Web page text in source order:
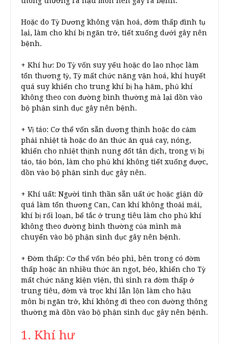
Hoặc do Tỳ Dương không vận hoá, đờm thấp đình tụ
lại, làm cho khí bị ngăn trở, tiết xuống dưới gây nên
bệnh.
+ Khí hư: Do Tỳ vốn suy yếu hoặc do lao nhọc làm
tổn thương tỳ, Tỳ mất chức năng vận hoá, khí huyết
quá suy khiến cho trung khí bị hạ hãm, phủ khí
không theo con đường bình thường mà lại dồn vào
bộ phận sinh dục gây nên bệnh.
+ Vị táo: Cơ thể vốn sẵn dương thịnh hoặc do cảm
phải nhiệt tà hoặc do ăn thức ăn quá cay, nóng,
khiến cho nhiệt thịnh nung đốt tân dịch, trong vị bị
táo, táo bón, làm cho phủ khí không tiết xuống được,
dồn vào bộ phận sinh dục gây nên.
+ Khí uất: Người tinh thần sẵn uất ức hoặc giận dữ
quá làm tổn thương Can, Can khí không thoải mái,
khí bị rối loạn, bế tắc ở trung tiêu làm cho phủ khí
không theo đường bình thường của mình mà
chuyển vào bộ phận sinh dục gây nên bệnh.
+ Đờm thấp: Cơ thể vốn béo phì, bên trong có đờm
thấp hoặc ăn nhiều thức ăn ngọt, béo, khiến cho Tỳ
mất chức năng kiện viện, thì sinh ra đờm thấp ở
trung tiêu, đờm và trọc khí lẫn lộn làm cho hậu
môn bị ngăn trở, khí không đi theo con đường thông
thường mà dồn vào bộ phận sinh dục gây nên bệnh.
1. Khí hư